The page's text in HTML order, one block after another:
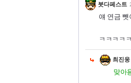
붓다페스트
얘 연금 뺏
ㅋㅋㅋㅋ
최진웅
맞아